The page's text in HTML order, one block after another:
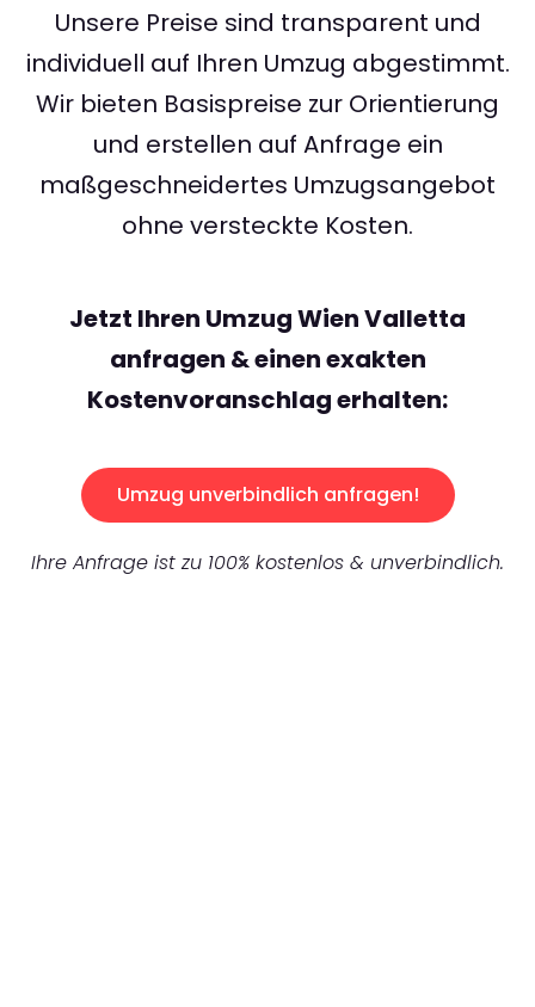
Unsere Preise sind transparent und
individuell auf Ihren Umzug abgestimmt.
Wir bieten Basispreise zur Orientierung
und erstellen auf Anfrage ein
maßgeschneidertes Umzugsangebot
ohne versteckte Kosten.
Jetzt Ihren Umzug Wien Valletta
anfragen & einen exakten
Kostenvoranschlag erhalten:
Umzug unverbindlich anfragen!
Ihre Anfrage ist zu 100% kostenlos & unverbindlich.